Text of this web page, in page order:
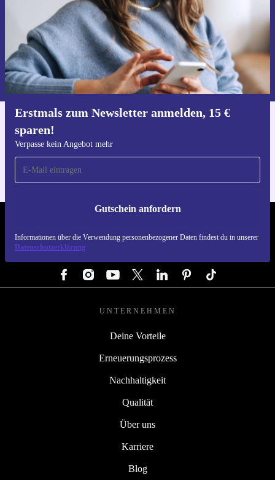
Erstmals zum Newsletter anmelden, 15 €
sparen!
Verpasse kein Angebot mehr
Gutschein anfordern
Informationen über die Verwendung personenbezogener Daten findest du in unserer
Datenschutzerklärung
Gutschein anfordern
Informationen über die Verwendung personenbezogener Daten findest
du in unsererDatenschutzerklärung.
Für iOS und Android
UNTERNEHMEN
Deine Vorteile
Erneuerungsprozess
Nachhaltigkeit
Qualität
Über uns
Karriere
Blog